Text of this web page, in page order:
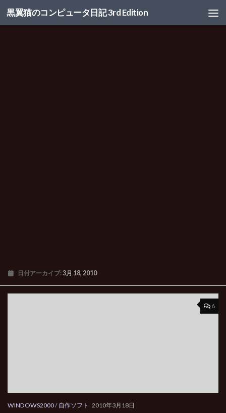
コンテンツへスキップ
黒翼猫のコンピュータ日記 3rd Edition
日付アーカイブ:3月 18, 2010
6
WINDOWS2000/ 自作ソフト 2010年3月18日